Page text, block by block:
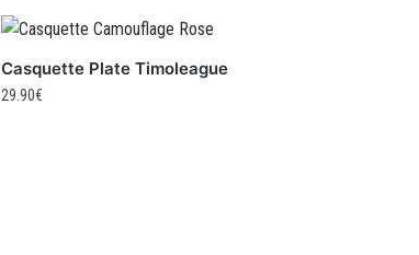
Casquette Plate Timoleague
29.90€